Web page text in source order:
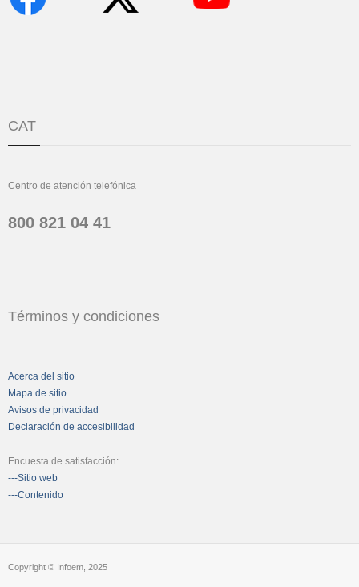
CAT
Centro de atención telefónica
800 821 04 41
Términos y condiciones
Acerca del sitio
Mapa de sitio
Avisos de privacidad
Declaración de accesibilidad
Encuesta de satisfacción:
---Sitio web
---Contenido
Copyright © Infoem, 2025